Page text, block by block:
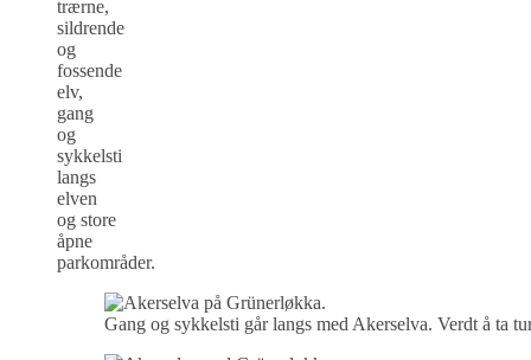
trærne,
sildrende
og
fossende
elv,
gang
og
sykkelsti
langs
elven
og store
åpne
parkområder.
Gang og sykkelsti går langs med Akerselva. Verdt å ta